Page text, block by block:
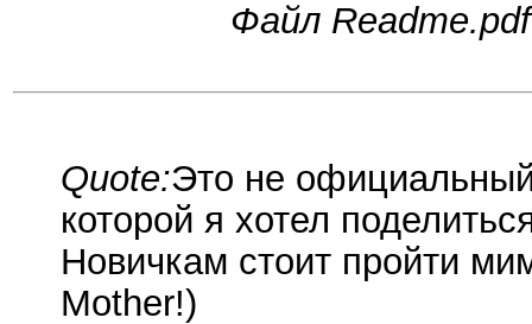
Файл
Quote:Это не
которой я хотел
Новичкам стоит пройти
Mother!)